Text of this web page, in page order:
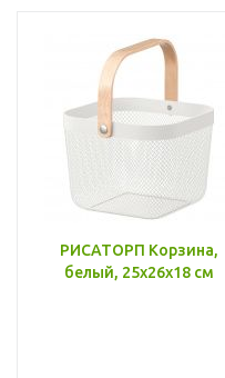
РИСАТОРП Корзина,
белый, 25x26x18 см